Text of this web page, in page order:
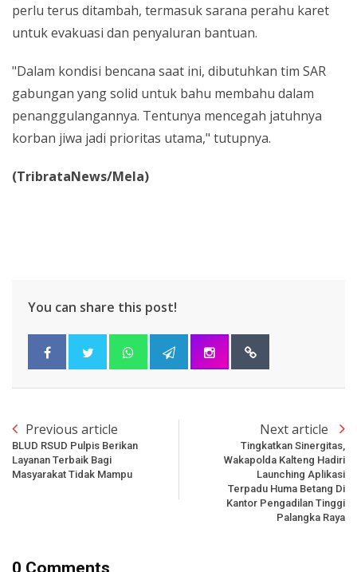
perlu terus ditambah, termasuk sarana perahu karet
untuk evakuasi dan penyaluran bantuan.
"Dalam kondisi bencana saat ini, dibutuhkan tim SAR
gabungan yang solid untuk bahu membahu dalam
penanggulangannya. Tentunya mencegah jatuhnya
korban jiwa jadi prioritas utama," tutupnya.
(TribrataNews/Mela)
You can share this post!
Previous article
BLUD RSUD Pulpis Berikan
Layanan Terbaik Bagi
Masyarakat Tidak Mampu
Next article
Tingkatkan Sinergitas,
Wakapolda Kalteng Hadiri
Launching Aplikasi
Terpadu Huma Betang Di
Kantor Pengadilan Tinggi
Palangka Raya
0 Comments